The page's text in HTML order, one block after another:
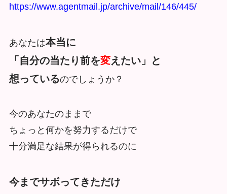
https://www.agentmail.jp/archive/mail/146/445/
あなたは本当に
「自分の当たり前を変えたい」と
想っているのでしょうか？
今のあなたのままで
ちょっと何かを努力するだけで
十分満足な結果が得られるのに
今までサボってきただけ